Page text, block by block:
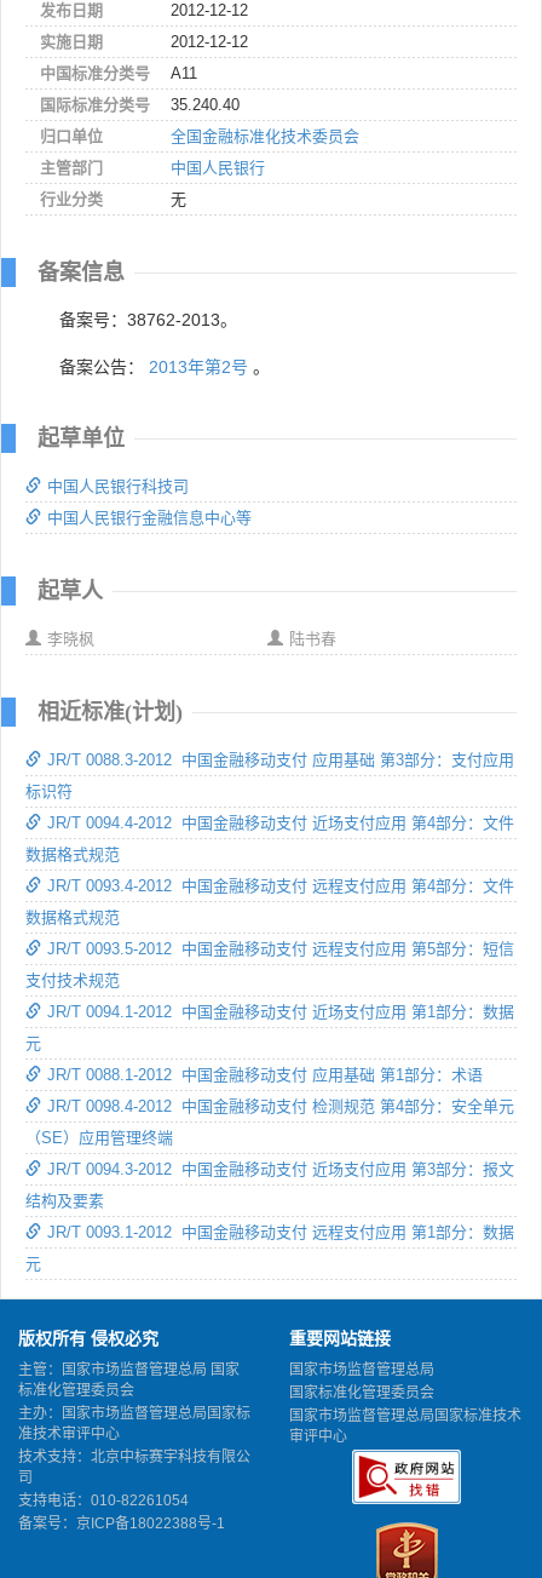
发布日期
2012-12-12
实施日期
2012-12-12
中国标准分类号
A11
国际标准分类号
35.240.40
归口单位
全国金融标准化技术委员会
主管部门
中国人民银行
行业分类
无
备案信息
备案号：38762-2013。
备案公告： 2013年第2号 。
起草单位
中国人民银行科技司
中国人民银行金融信息中心等
起草人
李晓枫 陆书春
相近标准(计划)
JR/T 0088.3-2012 中国金融移动支付 应用基础 第3部分：支付应用
标识符
JR/T 0094.4-2012 中国金融移动支付 近场支付应用 第4部分：文件
数据格式规范
JR/T 0093.4-2012 中国金融移动支付 远程支付应用 第4部分：文件
数据格式规范
JR/T 0093.5-2012 中国金融移动支付 远程支付应用 第5部分：短信
支付技术规范
JR/T 0094.1-2012 中国金融移动支付 近场支付应用 第1部分：数据
元
JR/T 0088.1-2012 中国金融移动支付 应用基础 第1部分：术语
JR/T 0098.4-2012 中国金融移动支付 检测规范 第4部分：安全单元
（SE）应用管理终端
JR/T 0094.3-2012 中国金融移动支付 近场支付应用 第3部分：报文
结构及要素
JR/T 0093.1-2012 中国金融移动支付 远程支付应用 第1部分：数据
元
版权所有 侵权必究
主管：国家市场监督管理总局 国家
标准化管理委员会
主办：国家市场监督管理总局国家标
准技术审评中心
技术支持：北京中标赛宇科技有限公
司
支持电话：010-82261054
备案号： 京ICP备18022388号-1
重要网站链接
国家市场监督管理总局
国家标准化管理委员会
国家市场监督管理总局国家标准技术
审评中心